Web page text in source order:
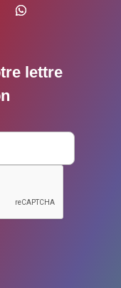
lettre